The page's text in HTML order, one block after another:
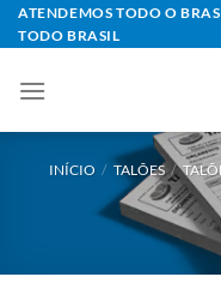
Skip
to
ATENDEMOS TODO O
TODO BRASIL
INÍCIO / TALÕES /